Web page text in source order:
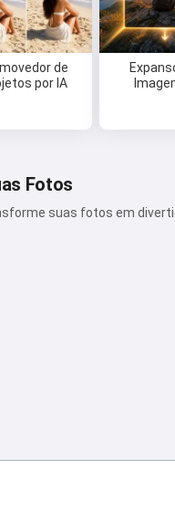
de
por IA
Fotos
suas fotos em